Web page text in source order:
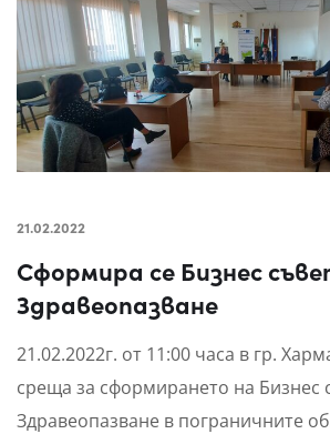
21.02.2022
Сформира се Бизнес
Здравеопазване
21.02.2022г. от 11:00 часа в гр.
среща за сформирането на Бизнес
Здравеопазване в пограничните